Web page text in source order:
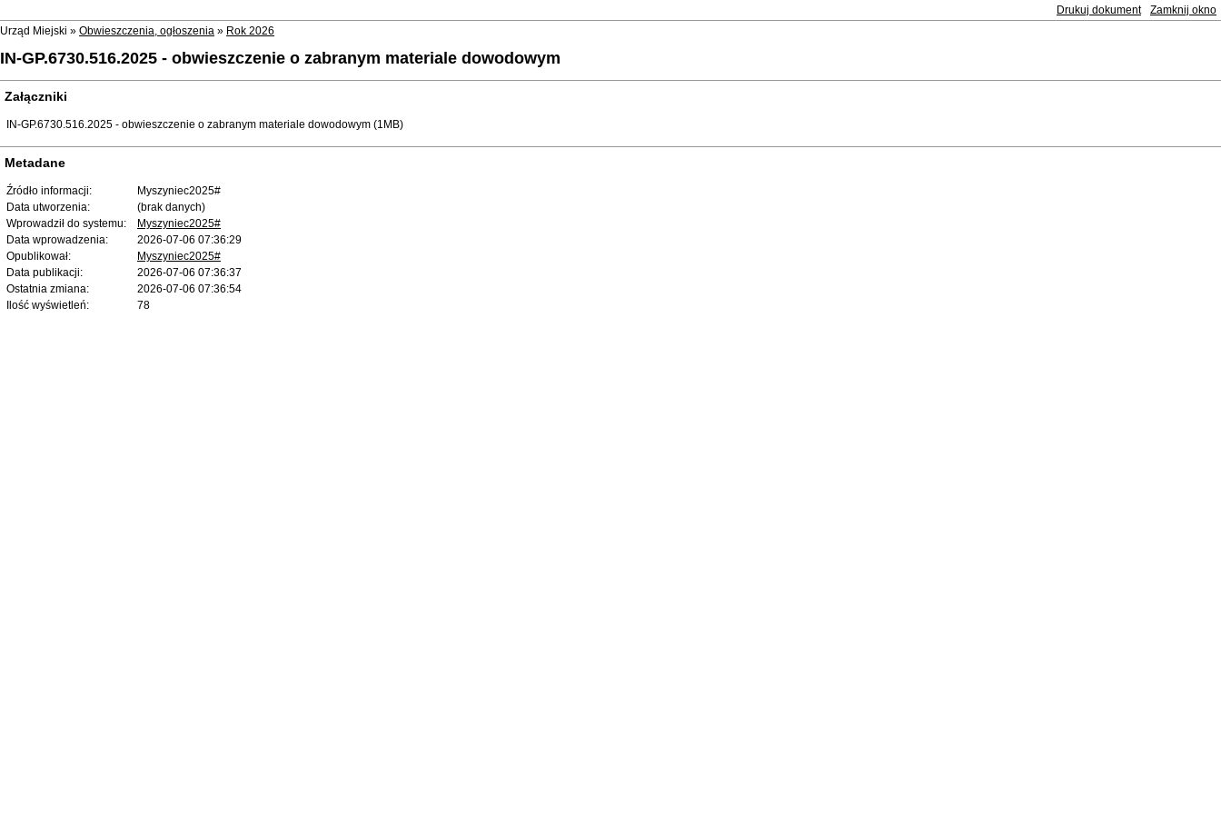
Zamknij okno
Drukuj dokument
Urząd Miejski » Obwieszczenia, ogłoszenia » Rok 2026
IN-GP.6730.516.2025 - obwieszczenie o zabranym materiale dowodowym
Załączniki
IN-GP.6730.516.2025 - obwieszczenie o zabranym materiale dowodowym (1MB)
Metadane
Źródło informacji:
Myszyniec2025#
Data utworzenia:
(brak danych)
Wprowadził do systemu:
Myszyniec2025#
Data wprowadzenia:
2026-07-06 07:36:29
Opublikował:
Myszyniec2025#
Data publikacji:
2026-07-06 07:36:37
Ostatnia zmiana:
2026-07-06 07:36:54
Ilość wyświetleń:
78